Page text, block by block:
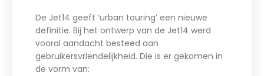
De Jet14 geeft ‘urban touring’ een nieuwe
definitie. Bij het ontwerp van de Jet14 werd
vooral aandacht besteed aan
gebruikersvriendelijkheid. Die is er gekomen in
de vorm van: